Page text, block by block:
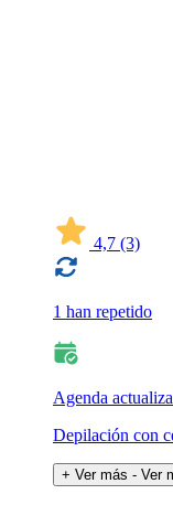
4,7 (3)
1 han repetido
Agenda
Depilación con
+ Ver más - Ver